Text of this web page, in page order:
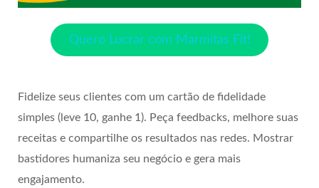
Quero Lucrar com Marmitas Fit!
Fidelize seus clientes com um cartão de fidelidade
simples (leve 10, ganhe 1). Peça feedbacks, melhore suas
receitas e compartilhe os resultados nas redes. Mostrar
bastidores humaniza seu negócio e gera mais
engajamento.